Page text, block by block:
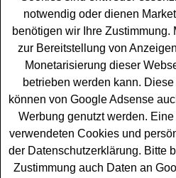
gewinnen. ✅ Bergzeit
Supergewinne.de gelistet sind,
Bergzeit Gewinnspiele
Anzeige:
notwendig oder dienen
benötigen wir Ihre
zur Bereitstellung von
Monetarisierung dieser
betrieben werden kann.
können von Google Adsense
Werbung genutzt werden.
verwendeten Cookies und
der Datenschutzerklärung. Bitte
Zustimmung auch Daten an